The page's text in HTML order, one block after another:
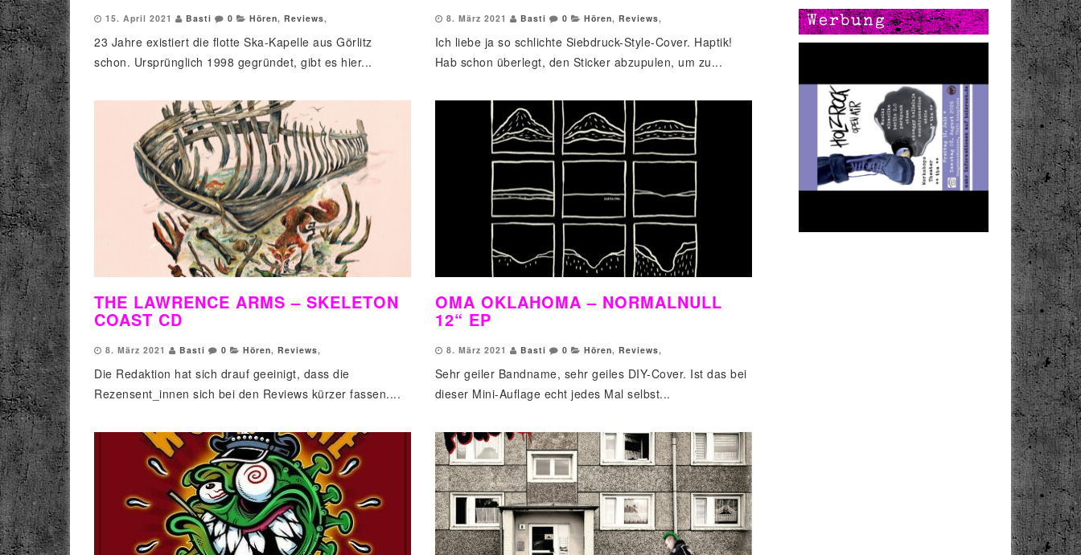
15. April 2021 Basti 0 Hören, Reviews,
23 Jahre existiert die flotte Ska-Kapelle aus Görlitz
schon. Ursprünglich 1998 gegründet, gibt es hier...
8. März 2021 Basti 0 Hören, Reviews,
Ich liebe ja so schlichte Siebdruck-Style-Cover. Haptik!
Hab schon überlegt, den Sticker abzupulen, um zu...
THE LAWRENCE ARMS – SKELETON
COAST CD
8. März 2021 Basti 0 Hören, Reviews,
Die Redaktion hat sich drauf geeinigt, dass die
Rezensent_innen sich bei den Reviews kürzer fassen....
OMA OKLAHOMA – NORMALNULL
12“ EP
8. März 2021 Basti 0 Hören, Reviews,
Sehr geiler Bandname, sehr geiles DIY-Cover. Ist das bei
dieser Mini-Auflage echt jedes Mal selbst...
Werbung